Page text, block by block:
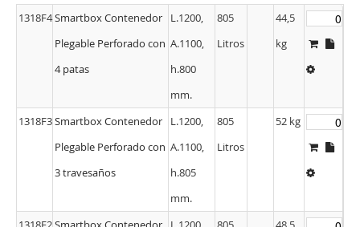
1318F4Smartbox Contenedor
Plegable Perforado con
4 patas
L.1200,
A.1100,
h.800
mm.
805
Litros
44,5
kg
1318F3Smartbox Contenedor
Plegable Perforado con
3 travesaños
L.1200,
A.1100,
h.805
mm.
805
Litros
52 kg